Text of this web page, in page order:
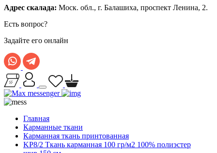
Адрес скалада: Моск. обл., г. Балашиха, проспект Ленина, 2.
Есть вопрос?
Задайте его онлайн
Главная
Карманные ткани
Карманная ткань принтованная
KP8/2 Ткань карманная 100 гр/м2 100% полиэстер